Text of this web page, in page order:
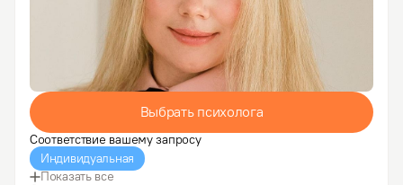
Выбрать психолога
Соответствие вашему запросу
Индивидуальная
Показать все